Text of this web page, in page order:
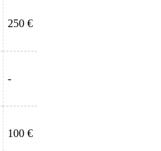
250 €
-
100 €